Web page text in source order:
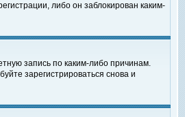
либо он заблокирован каким-
запись по каким-либо причинам.
зарегистрироваться снова и